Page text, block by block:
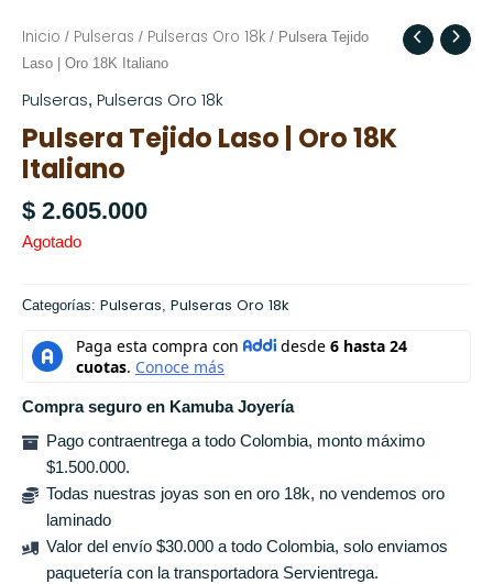
Inicio / Pulseras / Pulseras Oro 18k / Pulsera Tejido
Laso | Oro 18K Italiano
Pulseras, Pulseras Oro 18k
Pulsera Tejido Laso | Oro 18K
Italiano
$ 2.605.000
Agotado
Categorías: Pulseras Pulseras Oro 18k
Compra seguro en Kamuba Joyería
Pago contraentrega a todo Colombia, monto máximo
$1.500.000.
Todas nuestras joyas son en oro 18k, no vendemos oro
laminado
Valor del envío $30.000 a todo Colombia, solo enviamos
paquetería con la transportadora Servientrega.